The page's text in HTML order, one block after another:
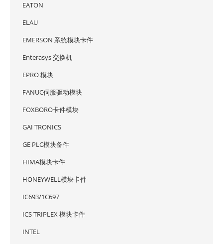
EATON
ELAU
EMERSON 系统模块卡件
Enterasys 交换机
EPRO 模块
FANUC伺服驱动模块
FOXBORO卡件模块
GAI TRONICS
GE PLC模块备件
HIMA模块卡件
HONEYWELL模块卡件
IC693/1C697
ICS TRIPLEX 模块卡件
INTEL